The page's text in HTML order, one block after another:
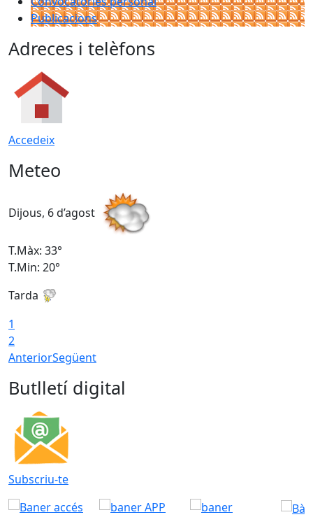
Publicacions
Adreces i telèfons
Accedeix
Meteo
Dijous, 6 d’agost
T.Màx: 33°
T.Min: 20°
Tarda
1
2
AnteriorSegüent
Butlletí digital
Subscriu-te